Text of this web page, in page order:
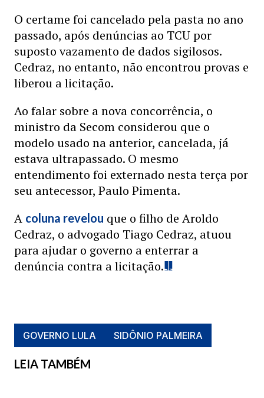
O certame foi cancelado pela pasta no ano
passado, após denúncias ao TCU por
suposto vazamento de dados sigilosos.
Cedraz, no entanto, não encontrou provas e
liberou a licitação.
Ao falar sobre a nova concorrência, o
ministro da Secom considerou que o
modelo usado na anterior, cancelada, já
estava ultrapassado. O mesmo
entendimento foi externado nesta terça por
seu antecessor, Paulo Pimenta.
A coluna revelou que o filho de Aroldo
Cedraz, o advogado Tiago Cedraz, atuou
para ajudar o governo a enterrar a
denúncia contra a licitação.
GOVERNO LULA SIDÔNIO PALMEIRA
LEIA TAMBÉM